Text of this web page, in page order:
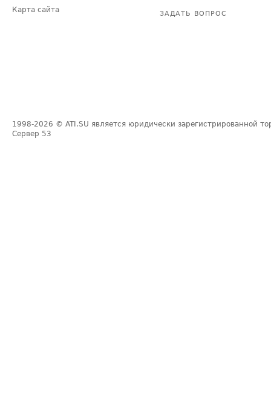
Карта сайта
ЗАДАТЬ ВОПРОС
1998-2026 © ATI.SU является юридически зарегистрированной
Сервер 53